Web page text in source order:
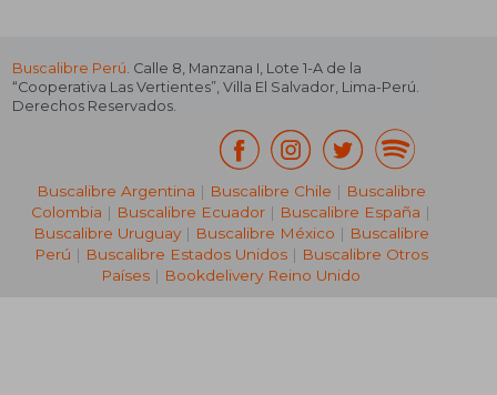
Buscalibre Perú. Calle 8, Manzana I, Lote 1-A de la
“Cooperativa Las Vertientes”, Villa El Salvador, Lima-Perú.
Derechos Reservados.
Buscalibre Argentina | Buscalibre Chile | Buscalibre
Colombia | Buscalibre Ecuador | Buscalibre España |
Buscalibre Uruguay| Buscalibre México | Buscalibre
Perú | Buscalibre Estados Unidos| Buscalibre Otros
Países | Bookdelivery Reino Unido